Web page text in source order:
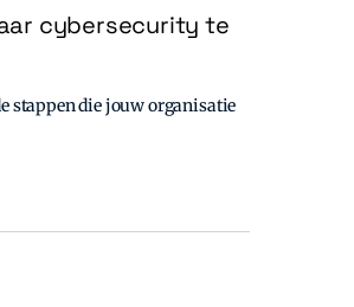
cybersecurity te
stappen die jouw organisatie